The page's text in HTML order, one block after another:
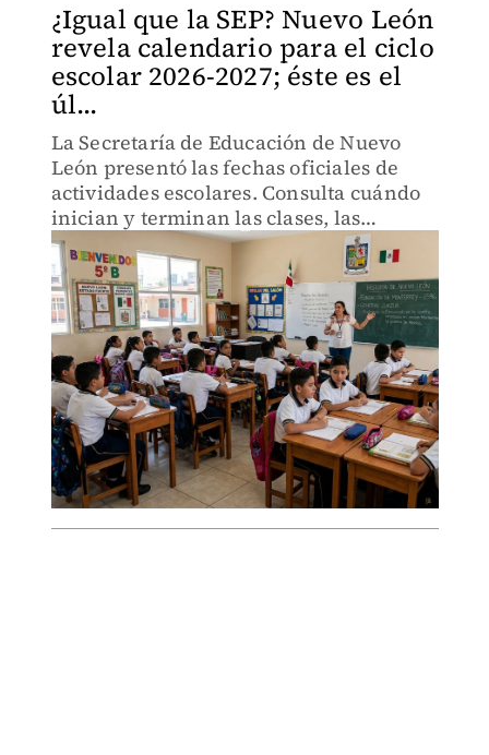
¿Igual que la SEP? Nuevo León
revela calendario para el ciclo
escolar 2026-2027; éste es el
úl...
La Secretaría de Educación de Nuevo
León presentó las fechas oficiales de
actividades escolares. Consulta cuándo
inician y terminan las clases, las
vacaciones, los puentes y si existen
diferencias con el calendario de la SEP.